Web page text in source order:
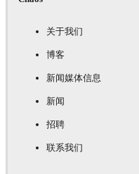
关于我们
博客
新闻媒体信息
新闻
招聘
联系我们